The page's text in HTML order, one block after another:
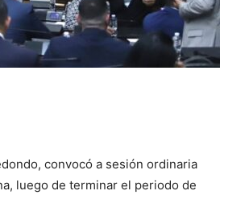
convocó a sesión ordinaria
luego de terminar el periodo de